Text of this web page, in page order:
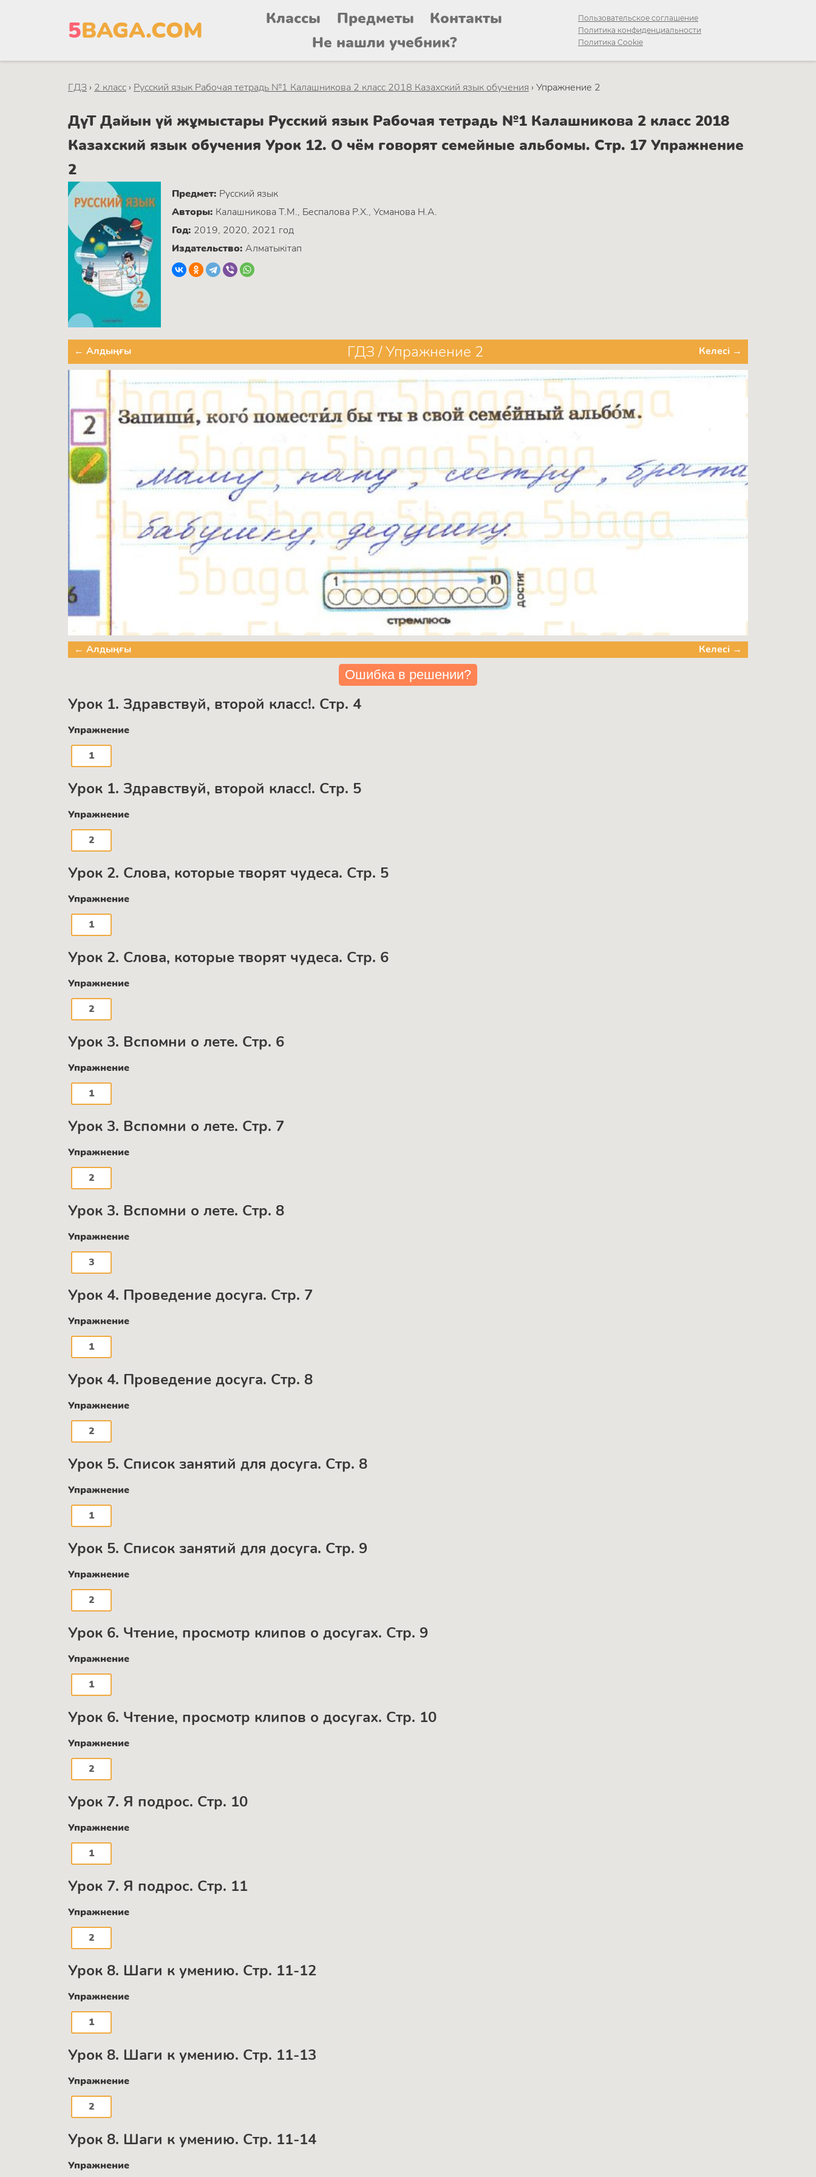
5BAGA.COM Классы Предметы
Контакты
Не нашли учебник?
Пользовательское соглашение
Политика конфиденциальности
Политика Cookie
ГДЗ › 2 класс › Русский язык Рабочая тетрадь №1 Калашникова 2 класс 2018 Казахский язык обучения › Упражнение 2
ДүТ Дайын үй жұмыстары Русский язык Рабочая тетрадь №1 Калашникова 2 класс 2018
Казахский язык обучения Урок 12. О чём говорят семейные альбомы. Стр. 17 Упражнение
2
Предмет: Русский язык
Авторы: Калашникова Т.М., Беспалова Р.Х., Усманова Н.А.
Год: 2019, 2020, 2021 год
Издательство: Алматыкітап
← Алдыңғы ГДЗ / Упражнение 2 Келесі →
← Алдыңғы Келесі →
Ошибка в решении?
Урок 1. Здравствуй, второй класс!. Стр. 4
Упражнение
1
Урок 1. Здравствуй, второй класс!. Стр. 5
Упражнение
2
Урок 2. Слова, которые творят чудеса. Стр. 5
Упражнение
1
Урок 2. Слова, которые творят чудеса. Стр. 6
Упражнение
2
Урок 3. Вспомни о лете. Стр. 6
Упражнение
1
Урок 3. Вспомни о лете. Стр. 7
Упражнение
2
Урок 3. Вспомни о лете. Стр. 8
Упражнение
3
Урок 4. Проведение досуга. Стр. 7
Упражнение
1
Урок 4. Проведение досуга. Стр. 8
Упражнение
2
Урок 5. Список занятий для досуга. Стр. 8
Упражнение
1
Урок 5. Список занятий для досуга. Стр. 9
Упражнение
2
Урок 6. Чтение, просмотр клипов о досугах. Стр. 9
Упражнение
1
Урок 6. Чтение, просмотр клипов о досугах. Стр. 10
Упражнение
2
Урок 7. Я подрос. Стр. 10
Упражнение
1
Урок 7. Я подрос. Стр. 11
Упражнение
2
Урок 8. Шаги к умению. Стр. 11-12
Упражнение
1
Урок 8. Шаги к умению. Стр. 11-13
Упражнение
2
Урок 8. Шаги к умению. Стр. 11-14
Упражнение